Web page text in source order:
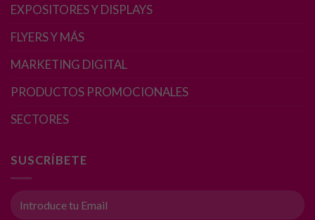
EXPOSITORES Y DISPLAYS
FLYERS Y MÁS
MARKETING DIGITAL
PRODUCTOS PROMOCIONALES
SECTORES
SUSCRÍBETE
Estas